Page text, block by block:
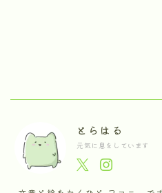
とらはる
元気に息をしています